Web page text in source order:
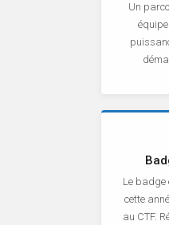
Un
Le badge
cette
au CTF.